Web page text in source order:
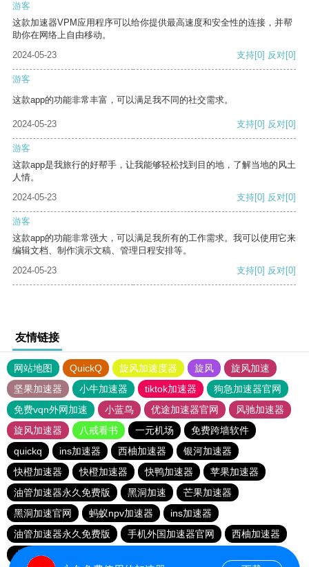
游客
这款加速器VPM应用程序可以给你提供最高速度和安全性的连接，并帮
助你在网络上自由移动。
2024-05-23
支持[0] 反对[0]
游客
这款app的功能非常丰富，可以满足我不同的社交需求。
2024-05-23 支持[0] 反对[0]
游客
这款app是我旅行的好帮手，让我能够轻松找到目的地，了解当地的风土
人情。
2024-05-23
支持[0] 反对[0]
游客
这款app的功能非常强大，可以满足我所有的工作需求。我可以使用它来
编辑文档、制作演示文稿、管理日程安排等。
2024-05-23
支持[0] 反对[0]
友情链接
网站地图 QuickQ 旋风加速度器 旋风
旋风加速
坚果加速器
小牛加速器 tiktok加速器
狗急加速器官网
免费vqn外网加速
小蓝鸟 优途加速器官网
风驰加速器
旋风加速器
八戒看书 一元机场
免费跨墙软件
quickq
ins加速器 西柚加速器
银河加速器
快橙加速器
快橙加速器 快鸭加速器
苹果加速器
油管加速器永久免费版
黑洞加速
芒果加速器
黑洞加速官网
蚂蚁npv加速器
ins加速器
油管加速器永久免费版
手机外国加速器官网
西柚加速器
小猫咪ciash加速器